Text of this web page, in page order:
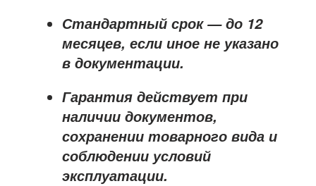
Стандартный срок — до 12
месяцев, если иное не указано
в документации.
Гарантия действует при
наличии документов,
сохранении товарного вида и
соблюдении условий
эксплуатации.